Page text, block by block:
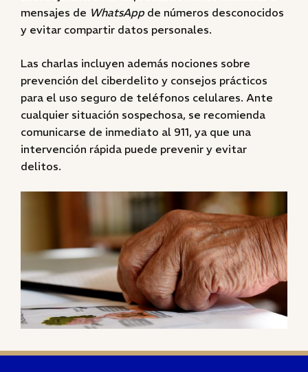
mensajes de WhatsApp de números desconocidos
y evitar compartir datos personales.
Las charlas incluyen además nociones sobre
prevención del ciberdelito y consejos prácticos
para el uso seguro de teléfonos celulares. Ante
cualquier situación sospechosa, se recomienda
comunicarse de inmediato al 911, ya que una
intervención rápida puede prevenir y evitar
delitos.